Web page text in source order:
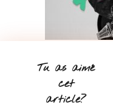
Tu as aimé
cet
article?